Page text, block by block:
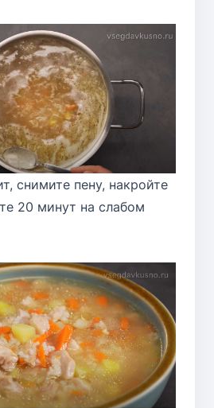
снимите пену, накройте
20 минут на слабом